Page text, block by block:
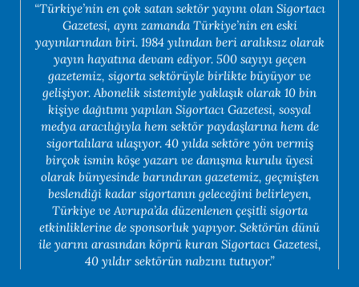
“Türkiye’nin en çok satan sektör yayını olan Sigortacı
Gazetesi, aynı zamanda Türkiye’nin en eski
yayınlarından biri. 1984 yılından beri aralıksız olarak
yayın hayatına devam ediyor. 500 sayıyı geçen
gazetemiz, sigorta sektörüyle birlikte büyüyor ve
gelişiyor. Abonelik sistemiyle yaklaşık olarak 10 bin
kişiye dağıtımı yapılan Sigortacı Gazetesi, sosyal
medya aracılığıyla hem sektör paydaşlarına hem de
sigortalılara ulaşıyor. 40 yılda sektöre yön vermiş
birçok ismin köşe yazarı ve danışma kurulu üyesi
olarak bünyesinde barındıran gazetemiz, geçmişten
beslendiği kadar sigortanın geleceğini belirleyen,
Türkiye ve Avrupa’da düzenlenen çeşitli sigorta
etkinliklerine de sponsorluk yapıyor. Sektörün dünü
ile yarını arasından köprü kuran Sigortacı Gazetesi,
40 yıldır sektörün nabzını tutuyor.”